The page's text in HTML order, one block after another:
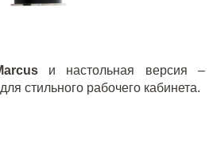
и настольная версия –
стильного рабочего кабинета.